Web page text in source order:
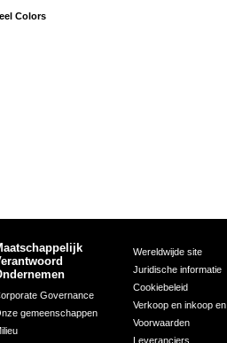
Colors
Governance
gemeenschappen
Wereldwijde site
Juridische informatie
Cookiebeleid
Verkoop en inkoop en
Voorwaarden
Leveranciers